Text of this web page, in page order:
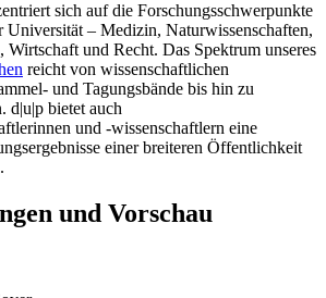
sich auf die Forschungsschwerpunkte
Universität – Medizin, Naturwissenschaften,
Wirtschaft und Recht. Das Spektrum unseres
reicht von wissenschaftlichen
und Tagungsbände bis hin zu
d|u|p bietet auch
und -wissenschaftlern eine
einer breiteren Öffentlichkeit
und Vorschau